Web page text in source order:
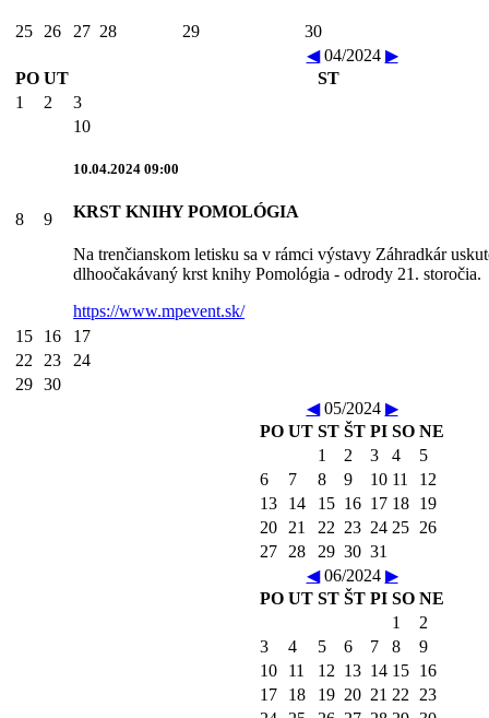
25 26 27 28 29
30
◀04/2024 ▶
PO UT
ST
1
2 3
8 9
10
10.04.2024 09:00
KRST KNIHY POMOLÓGIA
Na trenčianskom letisku sa v rámci výstavy Záhradkár
dlhoočakávaný krst knihy Pomológia - odrody 21. storočia.
https://www.mpevent.sk/
15
16
17
22
23
24
29 30
◀05/2024 ▶
PO UT ST ŠT PI SO NE
1
2 3 4
5
6
7 8 9 10 11
12
13
14 15 16 17 18 19
20
21 22 23 24 25 26
27
28 29 30 31
◀06/2024 ▶
PO UT ST ŠT PI SO NE
1
2
3
4 5 6 7 8
9
10
11 12 13 14 15 16
17
18 19 20 21 22
23